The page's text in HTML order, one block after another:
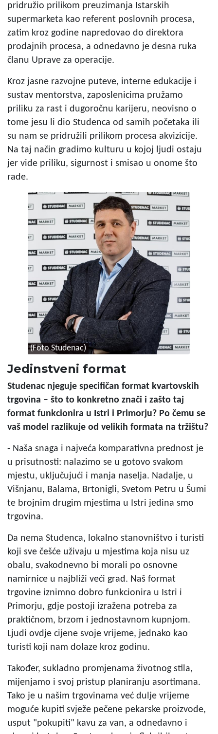
pridružio prilikom preuzimanja Istarskih
supermarketa kao referent poslovnih procesa,
zatim kroz godine napredovao do direktora
prodajnih procesa, a odnedavno je desna ruka
članu Uprave za operacije.
Kroz jasne razvojne puteve, interne edukacije i
sustav mentorstva, zaposlenicima pružamo
priliku za rast i dugoročnu karijeru, neovisno o
tome jesu li dio Studenca od samih početaka ili
su nam se pridružili prilikom procesa akvizicije.
Na taj način gradimo kulturu u kojoj ljudi ostaju
jer vide priliku, sigurnost i smisao u onome što
rade.
(Foto Studenac)
Jedinstveni format
Studenac njeguje specifičan format kvartovskih
trgovina – što to konkretno znači i zašto taj
format funkcionira u Istri i Primorju? Po čemu se
vaš model razlikuje od velikih formata na tržištu?
- Naša snaga i najveća komparativna prednost je
u prisutnosti: nalazimo se u gotovo svakom
mjestu, uključujući i manja naselja. Nadalje, u
Višnjanu, Balama, Brtonigli, Svetom Petru u Šumi
te brojnim drugim mjestima u Istri jedina smo
trgovina.
Da nema Studenca, lokalno stanovništvo i turisti
koji sve češće uživaju u mjestima koja nisu uz
obalu, svakodnevno bi morali po osnovne
namirnice u najbliži veći grad. Naš format
trgovine iznimno dobro funkcionira u Istri i
Primorju, gdje postoji izražena potreba za
praktičnom, brzom i jednostavnom kupnjom.
Ljudi ovdje cijene svoje vrijeme, jednako kao
turisti koji nam dolaze kroz godinu.
Također, sukladno promjenama životnog stila,
mijenjamo i svoj pristup planiranju asortimana.
Tako je u našim trgovinama već dulje vrijeme
moguće kupiti svježe pečene pekarske proizvode,
usput "pokupiti" kavu za van, a odnedavno i